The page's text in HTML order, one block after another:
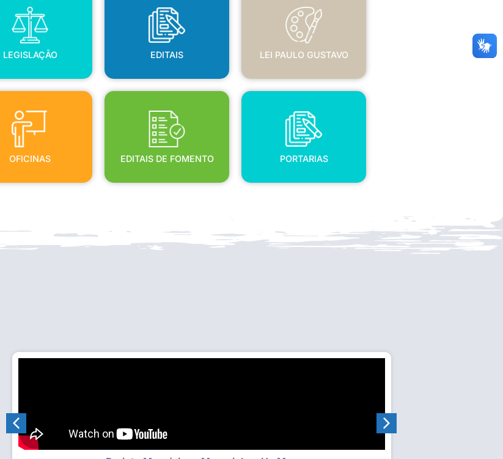
LEGISLAÇÃO
LEGISLAÇÃO
EDITAIS
EDITAIS
LEI PAULO GUSTAVO
LEI PAULO GUSTAVO
OFICINAS
OFICINAS
EDITAIS DE FOMENTO
EDITAIS DE FOMENTO
PORTARIAS
PORTARIAS